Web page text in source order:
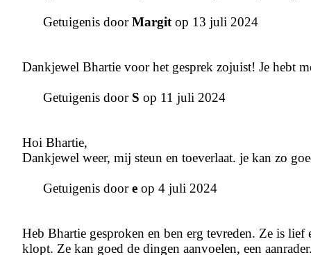
Getuigenis doorMargitop 13 juli 2024
Dankjewel Bhartie voor het gesprek zojuist! Je hebt
Getuigenis door S op 11 juli 2024
Hoi Bhartie,
Dankjewel weer, mij steun en toeverlaat. je kan zo
Getuigenis doore op 4 juli 2024
Heb Bhartie gesproken en ben erg tevreden. Ze is
klopt. Ze kan goed de dingen aanvoelen, een